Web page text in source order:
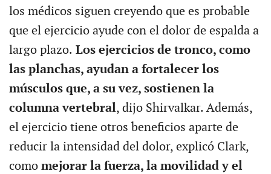
los médicos siguen creyendo que es probable
que el ejercicio ayude con el dolor de espalda a
largo plazo. Los ejercicios de tronco, como
las planchas, ayudan a fortalecer los
músculos que, a su vez, sostienen la
columna vertebral, dijo Shirvalkar. Además,
el ejercicio tiene otros beneficios aparte de
reducir la intensidad del dolor, explicó Clark,
como mejorar la fuerza, la movilidad y el